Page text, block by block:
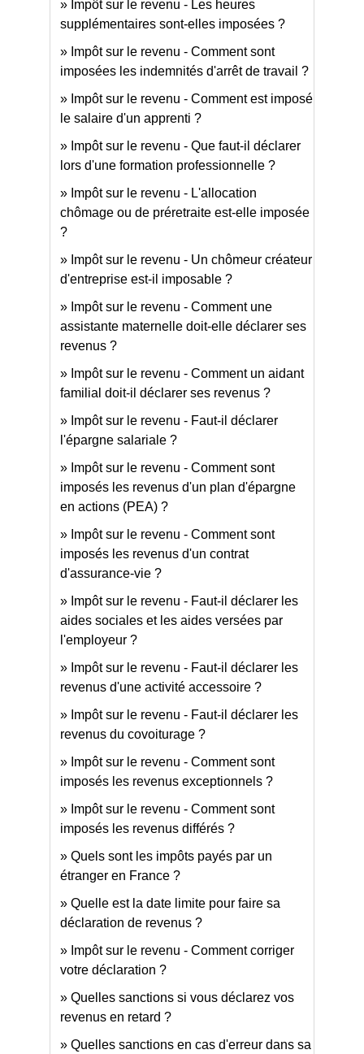
Impôt sur le revenu - Les heures
supplémentaires sont-elles imposées ?
Impôt sur le revenu - Comment sont
imposées les indemnités d'arrêt de travail ?
Impôt sur le revenu - Comment est imposé
le salaire d'un apprenti ?
Impôt sur le revenu - Que faut-il déclarer
lors d'une formation professionnelle ?
Impôt sur le revenu - L'allocation
chômage ou de préretraite est-elle imposée
?
Impôt sur le revenu - Un chômeur créateur
d'entreprise est-il imposable ?
Impôt sur le revenu - Comment une
assistante maternelle doit-elle déclarer ses
revenus ?
Impôt sur le revenu - Comment un aidant
familial doit-il déclarer ses revenus ?
Impôt sur le revenu - Faut-il déclarer
l'épargne salariale ?
Impôt sur le revenu - Comment sont
imposés les revenus d'un plan d'épargne
en actions (PEA) ?
Impôt sur le revenu - Comment sont
imposés les revenus d'un contrat
d'assurance-vie ?
Impôt sur le revenu - Faut-il déclarer les
aides sociales et les aides versées par
l'employeur ?
Impôt sur le revenu - Faut-il déclarer les
revenus d'une activité accessoire ?
Impôt sur le revenu - Faut-il déclarer les
revenus du covoiturage ?
Impôt sur le revenu - Comment sont
imposés les revenus exceptionnels ?
Impôt sur le revenu - Comment sont
imposés les revenus différés ?
Quels sont les impôts payés par un
étranger en France ?
Quelle est la date limite pour faire sa
déclaration de revenus ?
Impôt sur le revenu - Comment corriger
votre déclaration ?
Quelles sanctions si vous déclarez vos
revenus en retard ?
Quelles sanctions en cas d'erreur dans sa